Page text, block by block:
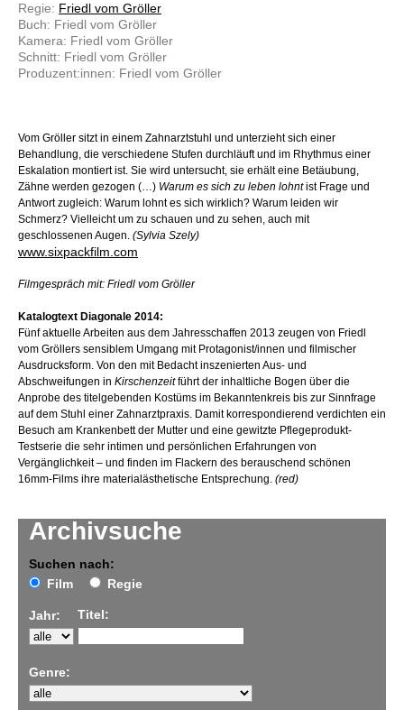
Archivsuche
Suchen nach:
Film
Regie
Jahr: Titel:
Genre:
Regie: Friedl vom Gröller
Buch: Friedl vom Gröller
Kamera: Friedl vom Gröller
Schnitt: Friedl vom Gröller
Produzent:innen: Friedl vom Gröller
Vom Gröller sitzt in einem Zahnarztstuhl und unterzieht sich einer
Behandlung, die verschiedene Stufen durchläuft und im Rhythmus einer
Eskalation montiert ist. Sie wird untersucht, sie erhält eine Betäubung,
Zähne werden gezogen (…) Warum es sich zu leben lohntist Frage und
Antwort zugleich: Warum lohnt es sich wirklich? Warum leiden wir
Schmerz? Vielleicht um zu schauen und zu sehen, auch mit
geschlossenen Augen. (Sylvia Szely)
www.sixpackfilm.com
Filmgespräch mit: Friedl vom Gröller
Katalogtext Diagonale 2014:
Fünf aktuelle Arbeiten aus dem Jahresschaffen 2013 zeugen von Friedl
vom Gröllers sensiblem Umgang mit Protagonist/innen und filmischer
Ausdrucksform. Von den mit Bedacht inszenierten Aus- und
Abschweifungen in Kirschenzeitführt der inhaltliche Bogen über die
Anprobe des titelgebenden Kostüms im Bekanntenkreis bis zur Sinnfrage
auf dem Stuhl einer Zahnarztpraxis. Damit korrespondierend verdichten ein
Besuch am Krankenbett der Mutter und eine gewitzte Pflegeprodukt-
Testserie die sehr intimen und persönlichen Erfahrungen von
Vergänglichkeit – und finden im Flackern des berauschend schönen
16mm-Films ihre materialästhetische Entsprechung. (red)